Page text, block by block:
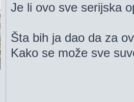
Je li ovo sve serijska
Šta bih ja dao da za
Kako se može sve